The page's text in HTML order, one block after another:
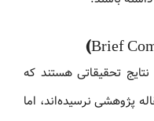
تحقیقاتی هستند که
پژوهشی نرسیده‌اند، اما